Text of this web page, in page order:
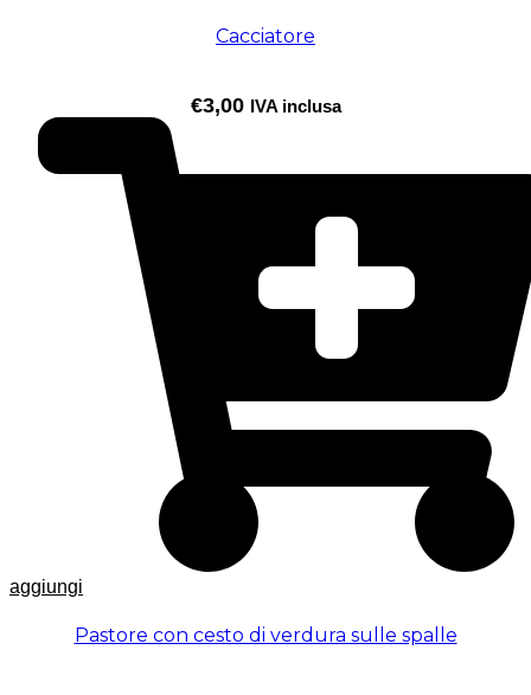
Cacciatore
€3,00 IVA inclusa
aggiungi
Pastore con cesto di verdura sulle spalle